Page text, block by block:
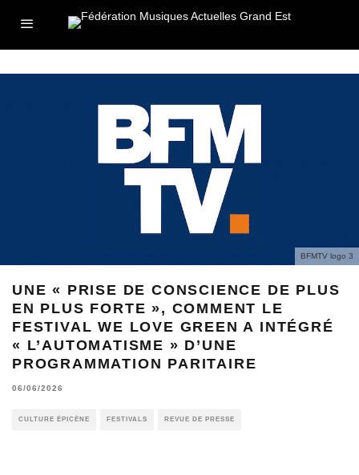
BFMTV logo 3
UNE « PRISE DE CONSCIENCE DE PLUS
EN PLUS FORTE », COMMENT LE
FESTIVAL WE LOVE GREEN A INTÉGRÉ
« L’AUTOMATISME » D’UNE
PROGRAMMATION PARITAIRE
06/06/2026
CULTURE ÉPICÈNE FESTIVALS REVUE DE PRESSE